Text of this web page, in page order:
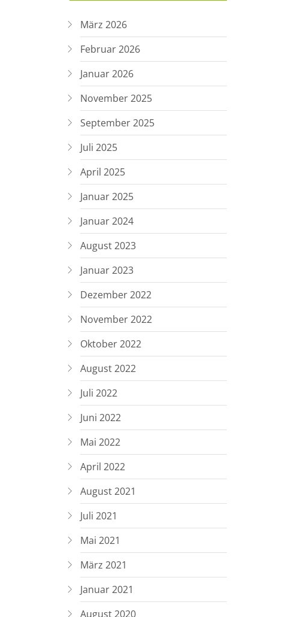
März 2026
Februar 2026
Januar 2026
November 2025
September 2025
Juli 2025
April 2025
Januar 2025
Januar 2024
August 2023
Januar 2023
Dezember 2022
November 2022
Oktober 2022
August 2022
Juli 2022
Juni 2022
Mai 2022
April 2022
August 2021
Juli 2021
Mai 2021
März 2021
Januar 2021
August 2020